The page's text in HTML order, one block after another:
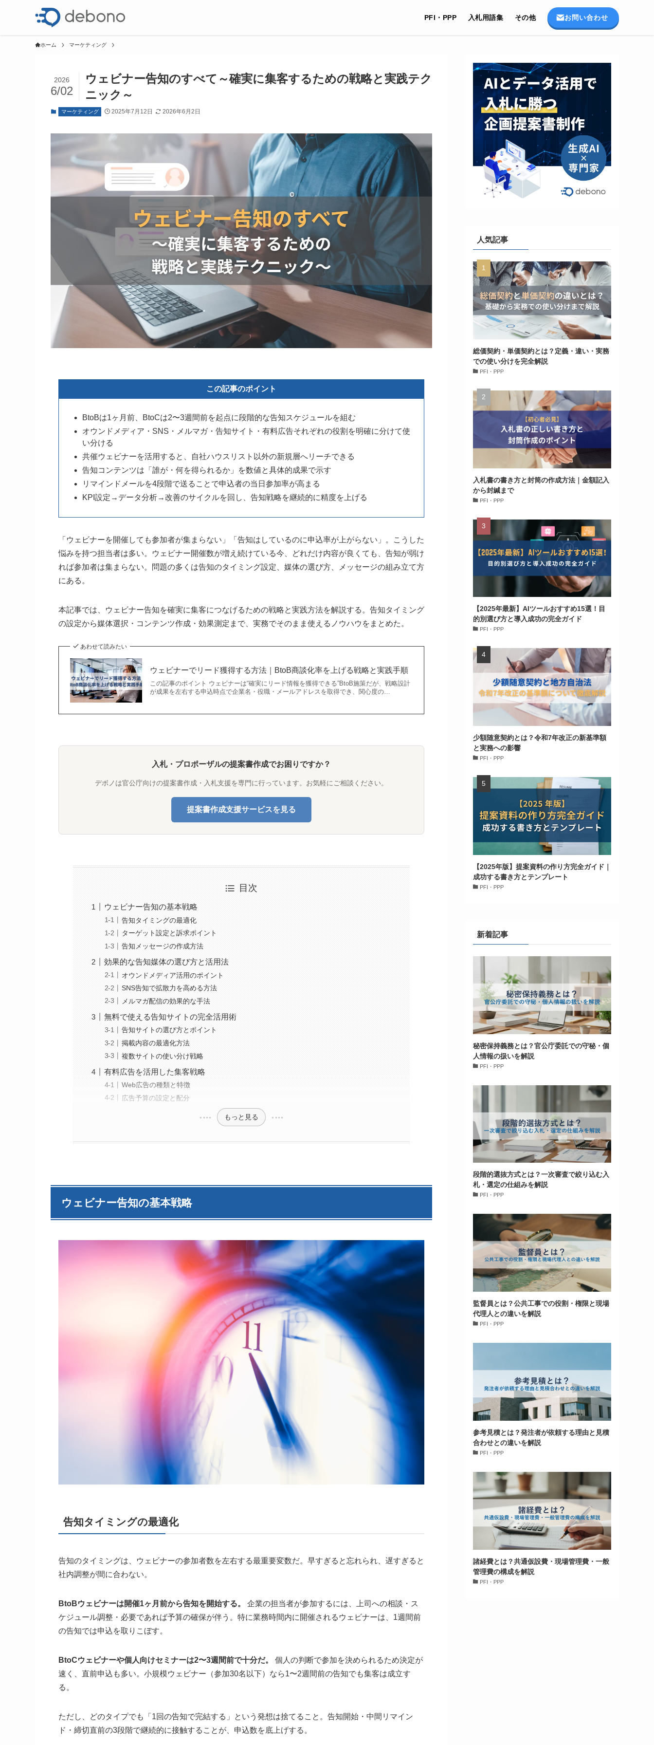
PFI・PPP 入札用語集 その他 お問い合わせ
ホーム マーケティング
ウェビナー告知のすべて～確実に集客するための戦略と実践テク
ニック～
2026
6/02
マーケティング 2025年7月12日 2026年6月2日
この記事のポイント
BtoBは1ヶ月前、BtoCは2〜3週間前を起点に段階的な告知スケジュールを組む
オウンドメディア・SNS・メルマガ・告知サイト・有料広告それぞれの役割を明確に分けて使
い分ける
共催ウェビナーを活用すると、自社ハウスリスト以外の新規層へリーチできる
告知コンテンツは「誰が・何を得られるか」を数値と具体的成果で示す
リマインドメールを4段階で送ることで申込者の当日参加率が高まる
KPI設定→データ分析→改善のサイクルを回し、告知戦略を継続的に精度を上げる
「ウェビナーを開催しても参加者が集まらない」「告知はしているのに申込率が上がらない」。こうした
悩みを持つ担当者は多い。ウェビナー開催数が増え続けている今、どれだけ内容が良くても、告知が弱け
れば参加者は集まらない。問題の多くは告知のタイミング設定、媒体の選び方、メッセージの組み立て方
にある。
本記事では、ウェビナー告知を確実に集客につなげるための戦略と実践方法を解説する。告知タイミング
の設定から媒体選択・コンテンツ作成・効果測定まで、実務でそのまま使えるノウハウをまとめた。
あわせて読みたい
ウェビナーでリード獲得する方法｜BtoB商談化率を上げる戦略と実践手順
この記事のポイント ウェビナーは“確実にリード情報を獲得できる”BtoB施策だが、戦略設計
が成果を左右する申込時点で企業名・役職・メールアドレスを取得でき、関心度の…
入札・プロポーザルの提案書作成でお困りですか？
デボノは官公庁向けの提案書作成・入札支援を専門に行っています。お気軽にご相談ください。
提案書作成支援サービスを見る
目次
ウェビナー告知の基本戦略
告知タイミングの最適化
ターゲット設定と訴求ポイント
告知メッセージの作成方法
効果的な告知媒体の選び方と活用法
オウンドメディア活用のポイント
SNS告知で拡散力を高める方法
メルマガ配信の効果的な手法
無料で使える告知サイトの完全活用術
告知サイトの選び方とポイント
掲載内容の最適化方法
複数サイトの使い分け戦略
有料広告を活用した集客戦略
Web広告の種類と特徴
広告予算の設定と配分
もっと見る
ウェビナー告知の基本戦略
告知タイミングの最適化
告知のタイミングは、ウェビナーの参加者数を左右する最重要変数だ。早すぎると忘れられ、遅すぎると
社内調整が間に合わない。
BtoBウェビナーは開催1ヶ月前から告知を開始する。
企業の担当者が参加するには、上司への相談・ス
ケジュール調整・必要であれば予算の確保が伴う。特に業務時間内に開催されるウェビナーは、1週間前
の告知では申込を取りこぼす。
BtoCウェビナーや個人向けセミナーは2〜3週間前で十分だ。
個人の判断で参加を決められるため決定が
速く、直前申込も多い。小規模ウェビナー（参加30名以下）なら1〜2週間前の告知でも集客は成立す
る。
ただし、どのタイプでも「1回の告知で完結する」という発想は捨てること。告知開始・中間リマイン
ド・締切直前の3段階で継続的に接触することが、申込数を底上げする。
人気記事
総価契約・単価契約とは？定義・違い・実務
での使い分けを完全解説
PFI・PPP
入札書の書き方と封筒の作成方法｜金額記入
から封緘まで
PFI・PPP
【2025年最新】AIツールおすすめ15選！目
的別選び方と導入成功の完全ガイド
PFI・PPP
少額随意契約とは？令和7年改正の新基準額
と実務への影響
PFI・PPP
【2025年版】提案資料の作り方完全ガイド｜
成功する書き方とテンプレート
PFI・PPP
新着記事
秘密保持義務とは？官公庁委託での守秘・個
人情報の扱いを解説
PFI・PPP
段階的選抜方式とは？一次審査で絞り込む入
札・選定の仕組みを解説
PFI・PPP
監督員とは？公共工事での役割・権限と現場
代理人との違いを解説
PFI・PPP
参考見積とは？発注者が依頼する理由と見積
合わせとの違いを解説
PFI・PPP
諸経費とは？共通仮設費・現場管理費・一般
管理費の構成を解説
PFI・PPP